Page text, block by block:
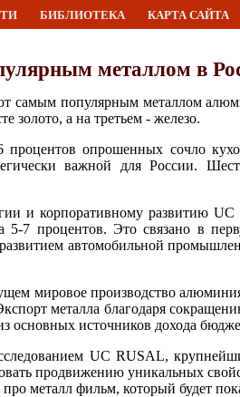
БИБЛИОТЕКА КАРТА САЙТА
металлом в
самым популярным металлом
золото, а на третьем - железо.
опрошенных сочло
важной для России.
и корпоративному развитию
5-7 процентов. Это связано в
автомобильной
мировое производство
металла благодаря
основных источников дохода
UC RUSAL,
продвижению уникальных
металл фильм, который будет